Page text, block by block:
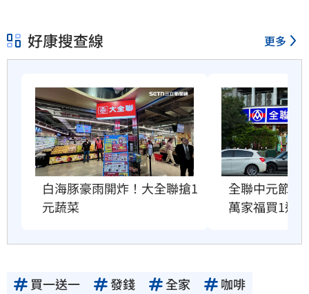
好康搜查線 更多
白海豚豪雨開炸！大全聯搶1
元蔬菜
全聯中元節最
萬家福買1送1
買一送一 發錢 全家
咖啡